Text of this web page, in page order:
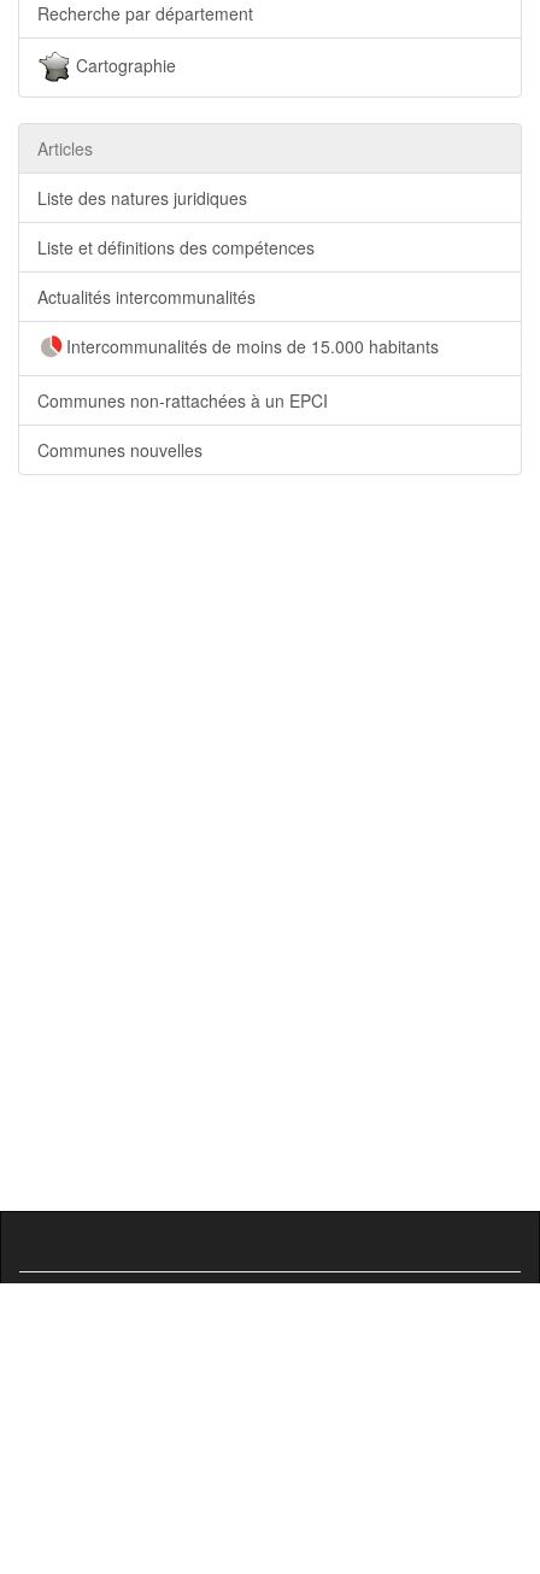
Recherche par département
Cartographie
Articles
Liste des natures juridiques
Liste et définitions des compétences
Actualités intercommunalités
Intercommunalités de moins de 15.000 habitants
Communes non-rattachées à un EPCI
Communes nouvelles